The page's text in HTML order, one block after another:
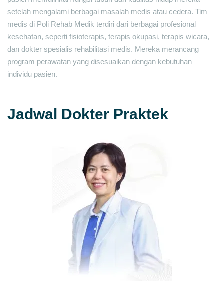
setelah mengalami berbagai masalah medis atau cedera. Tim
medis di Poli Rehab Medik terdiri dari berbagai profesional
kesehatan, seperti fisioterapis, terapis okupasi, terapis wicara,
dan dokter spesialis rehabilitasi medis. Mereka merancang
program perawatan yang disesuaikan dengan kebutuhan
individu pasien.
Jadwal Dokter Praktek